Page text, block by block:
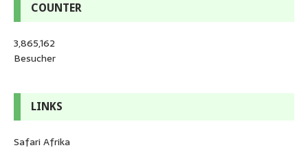
COUNTER
3,865,162
Besucher
LINKS
Safari Afrika